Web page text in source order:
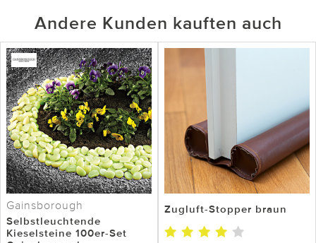
Andere Kunden kauften auch
Gainsborough
Selbstleuchtende
Kieselsteine 100er-Set
Zugluft-Stopper braun